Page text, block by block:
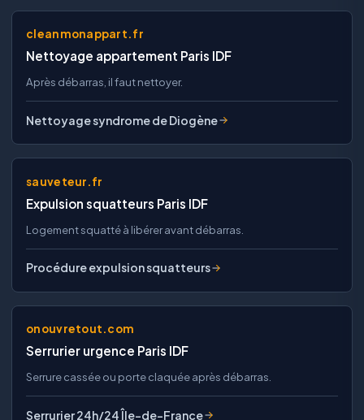
cleanmonappart.fr
Nettoyage appartement Paris IDF
Après débarras, il faut nettoyer.
Nettoyage syndrome de Diogène
sauveteur.fr
Expulsion squatteurs Paris IDF
Logement squatté à libérer avant débarras.
Procédure expulsion squatteurs
onouvretout.com
Serrurier urgence Paris IDF
Serrure cassée ou porte claquée après débarras.
Serrurier 24h/24 Île-de-France